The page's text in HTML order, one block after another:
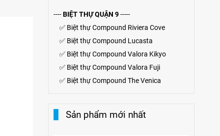
----BIỆT THỰ QUẬN 9-----
✅ Biệt thự Compound Riviera Cove
✅ Biệt thựCompound Lucasta
✅ Biệt thựCompound Valora Kikyo
✅ Biệt thự Compound Valora Fuji
✅ Biệt thự Compound The Venica
Sản phẩm mới nhất